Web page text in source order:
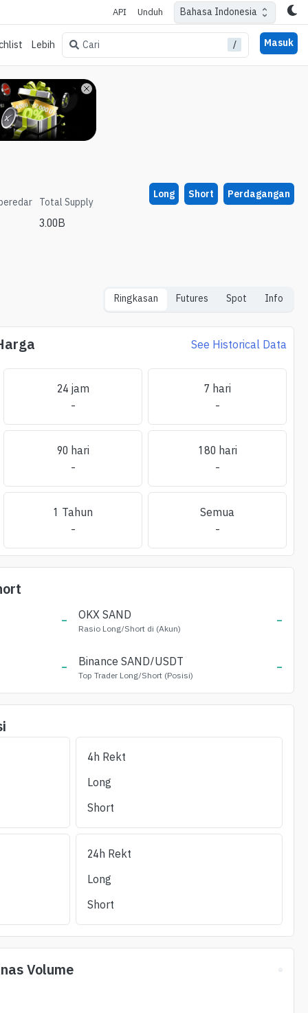
API Unduh Bahasa Indonesia
Lebih Cari / Masuk
Total Supply
3.00B
Long Short Perdagangan
Ringkasan Futures Spot Info
(24 jam)
See Historical Data
24 jam
-
7 hari
-
90 hari
-
180 hari
-
1 Tahun
-
Semua
-
- OKX SAND
Rasio Long/Short di (Akun) -
- Binance SAND/USDT
Top Trader Long/Short (Posisi) -
4h Rekt
Long
Short
24h Rekt
Long
Short
Volume